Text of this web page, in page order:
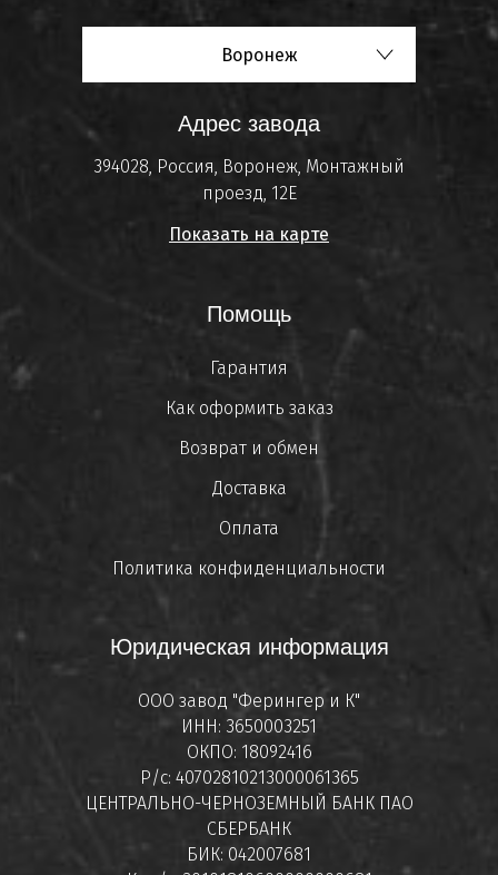
Воронеж
Адрес завода
394028, Россия, Воронеж, Монтажный
проезд, 12Е
Показать на карте
Помощь
Гарантия
Как оформить заказ
Возврат и обмен
Доставка
Оплата
Политика конфиденциальности
Юридическая информация
ООО завод "Ферингер и К"
ИНН: 3650003251
ОКПО: 18092416
Р/с: 40702810213000061365
ЦЕНТРАЛЬНО-ЧЕРНОЗЕМНЫЙ БАНК ПАО
СБЕРБАНК
БИК: 042007681